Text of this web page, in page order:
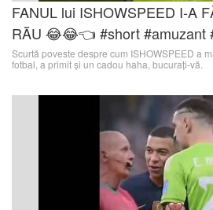
FANUL lui ISHOWSPEED I-A
RĂU 😂😂👈 #short #amuzant
Scurtă poveste despre cum ISHOWSPEED a
fotbal, a primit și un cadou haha, bucurați-vă.